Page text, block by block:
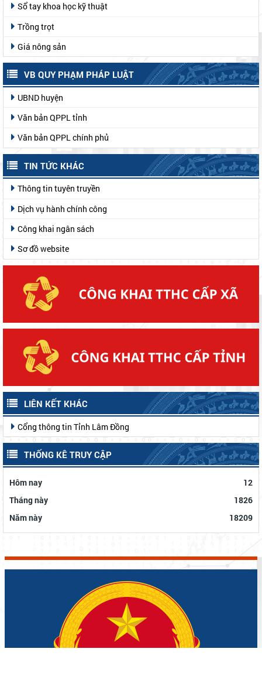
Sổ tay khoa học kỹ thuật
Trồng trọt
Giá nông sản
VB QUY PHẠM PHÁP LUẬT
UBND huyện
Văn bản QPPL tỉnh
Văn bản QPPL chính phủ
TIN TỨC KHÁC
Thông tin tuyên truyền
Dịch vụ hành chính công
Công khai ngân sách
Sơ đồ website
LIÊN KẾT KHÁC
Cổng thông tin Tỉnh Lâm Đồng
THỐNG KÊ TRUY CẬP
Hôm nay
12
Tháng này
1826
Năm này
18209